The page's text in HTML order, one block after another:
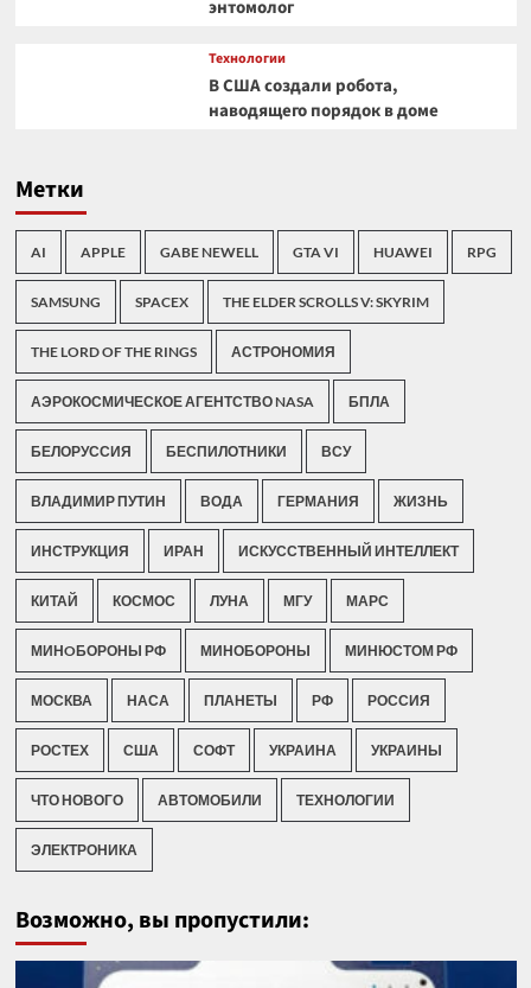
энтомолог
Технологии
В США создали робота,
наводящего порядок в доме
Метки
AI APPLE GABE NEWELL GTA VI HUAWEI RPG
SAMSUNG SPACEX THE ELDER SCROLLS V: SKYRIM
THE LORD OF THE RINGS АСТРОНОМИЯ
АЭРОКОСМИЧЕСКОЕ АГЕНТСТВО NASA БПЛА
БЕЛОРУССИЯ БЕСПИЛОТНИКИ ВСУ
ВЛАДИМИР ПУТИН ВОДА ГЕРМАНИЯ ЖИЗНЬ
ИНСТРУКЦИЯ ИРАН ИСКУССТВЕННЫЙ ИНТЕЛЛЕКТ
КИТАЙ КОСМОС ЛУНА МГУ МАРС
МИНOБОРОНЫ РФ МИНОБОРОНЫ МИНЮСТОМ РФ
МОСКВА НАСА ПЛАНЕТЫ РФ РОССИЯ
РОСТЕХ США СОФТ УКРАИНА УКРАИНЫ
ЧТО НОВОГО АВТОМОБИЛИ ТЕХНОЛОГИИ
ЭЛЕКТРОНИКА
Возможно, вы пропустили: